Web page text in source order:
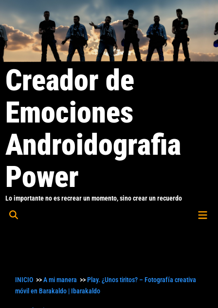
al
contenido
Creador de
Emociones
Androidografia
Power
Lo importante no es recrear un momento, sino crear un recuerdo
Abrir
INICIO >>A mi manera >> Play. ¿Unos tiritos? – Fotografía creativa
móvil en Barakaldo | Ibarakaldo